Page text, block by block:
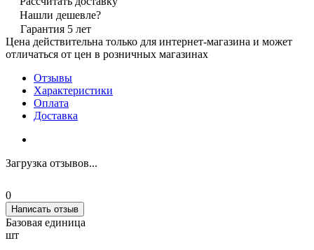
Нашли дешевле?
Гарантия 5 лет
Цена действительна только для интернет-магазина и может
отличаться от цен в розничных магазинах
Отзывы
Характеристики
Оплата
Доставка
Загрузка отзывов...
0
Написать отзыв
Базовая единица
шт